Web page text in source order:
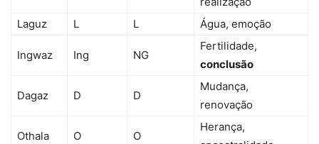
Laguz
L L Água, emoção
Ingwaz Ing NG
Fertilidade,
conclusão
Dagaz D D
Mudança,
renovação
Othala O O
Herança,